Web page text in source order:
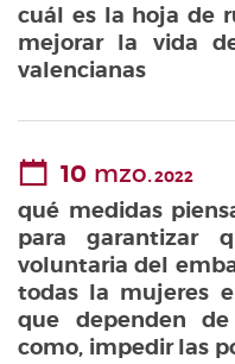
cuál es la hoja de
mejorar la vida
valencianas
10 mzo.2022
qué medidas
para garantizar
voluntaria del
todas la mujeres
que dependen
como, impedir las